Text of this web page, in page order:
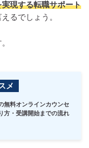
現する転職サポート
るでしょう。
メ
無料オンラインカウンセ
方・受講開始までの流れ